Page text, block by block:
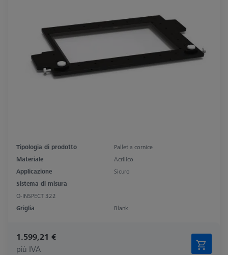
Tipologia di prodotto
Pallet a cornice
Materiale
Acrilico
Applicazione
Sicuro
Sistema di misura
O-INSPECT 322
Griglia
Blank
1.599,21 €
più IVA